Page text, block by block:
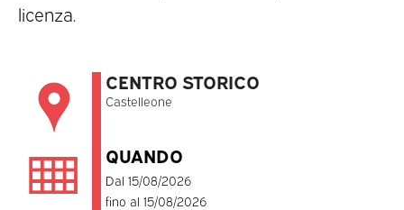
licenza.
CENTRO STORICO
Castelleone
QUANDO
Dal 15/08/2026
fino al 15/08/2026